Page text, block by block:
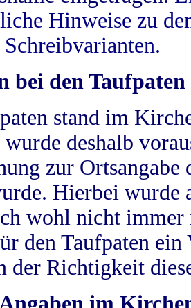
Hinweise zu
bei den Taufpaten
stand im
deshalb
zur
Hierbei wurde
wohl nicht
den Taufpaten
der Richtigkeit